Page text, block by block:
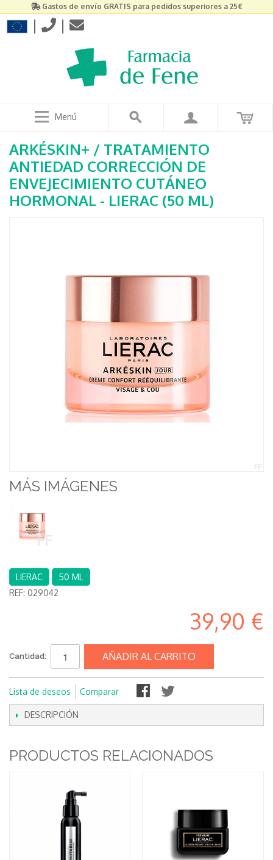
Gastos de envío GRATIS para pedidos superiores a 25€
| |
Menú
ARKÉSKIN+ / TRATAMIENTO
ANTIEDAD CORRECCIÓN DE
ENVEJECIMIENTO CUTÁNEO
HORMONAL - LIERAC (50 ML)
MÁS IMÁGENES
LIERAC
50 ML
REF: 029042
39,90 €
Cantidad: AÑADIR AL CARRITO
Lista de deseos Comparar
DESCRIPCIÓN
PRODUCTOS RELACIONADOS